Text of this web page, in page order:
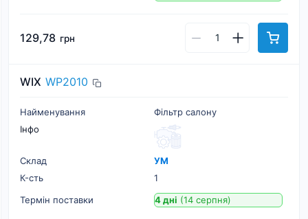
129,78 грн
WIX WP2010
Найменування
Фільтр салону
Інфо
Склад
УМ
К-cть
1
Термін поставки
4 дні (14 серпня)